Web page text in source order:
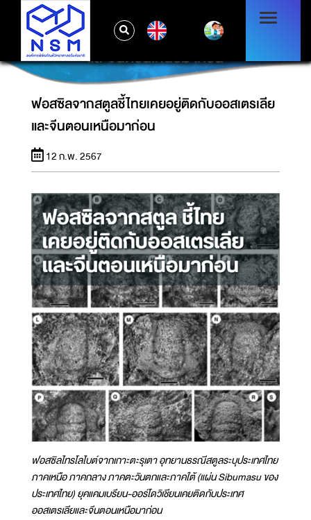
ฟอสซิลจากสตูลชี้ไทยเคยอยู่ติดกับออสเตรเลีย
และจีนตอนเหนือมาก่อน
ฟอสซิลจากสตูลชี้ไทยเคยอยู่ติดกับออสเตรเลีย
และจีนตอนเหนือมาก่อน
12 ก.พ. 2567
ฟอสซิลไทรโลไบต์จากเกาะตะรุเตา อุทยานธรณีสตูลระบุประเทศไทย
ภาคเหนือ ภาคกลาง ภาคตะวันตกและภาคใต้ (แผ่น Sibumasu ของ
ประเทศไทย) ยุคแคมเบรียน-ออร์โดวิเชียนเคยติดกับประเทศ
ออสเตรเลียและจีนตอนเหนือมาก่อน